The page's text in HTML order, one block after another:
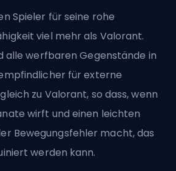
Spieler für seine rohe
viel mehr als Valorant.
alle werfbaren Gegenstände in
für externe
zu Valorant, so dass, wenn
wirft und einen leichten
Bewegungsfehler macht, das
werden kann.